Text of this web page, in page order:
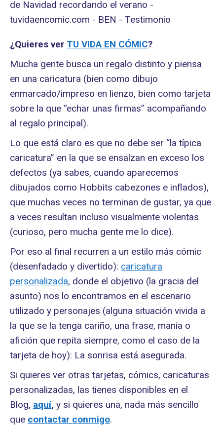
¿Quieres ver TU VIDA EN CÓMIC?
Mucha gente busca un regalo distinto y piensa
en una caricatura (bien como dibujo
enmarcado/impreso en lienzo, bien como tarjeta
sobre la que “echar unas firmas” acompañando
al regalo principal).
Lo que está claro es que no debe ser “la típica
caricatura” en la que se ensalzan en exceso los
defectos (ya sabes, cuando aparecemos
dibujados como Hobbits cabezones e inflados),
que muchas veces no terminan de gustar, ya que
a veces resultan incluso visualmente violentas
(curioso, pero mucha gente me lo dice).
Por eso al final recurren a un estilo más cómic
(desenfadado y divertido): caricatura
personalizada, donde el objetivo (la gracia del
asunto) nos lo encontramos en el escenario
utilizado y personajes (alguna situación vivida a
la que se la tenga cariño, una frase, manía o
afición que repita siempre, como el caso de la
tarjeta de hoy): La sonrisa está asegurada.
Si quieres ver otras tarjetas, cómics, caricaturas
personalizadas, las tienes disponibles en el
Blog, aquí, y si quieres una, nada más sencillo
que contactar conmigo.